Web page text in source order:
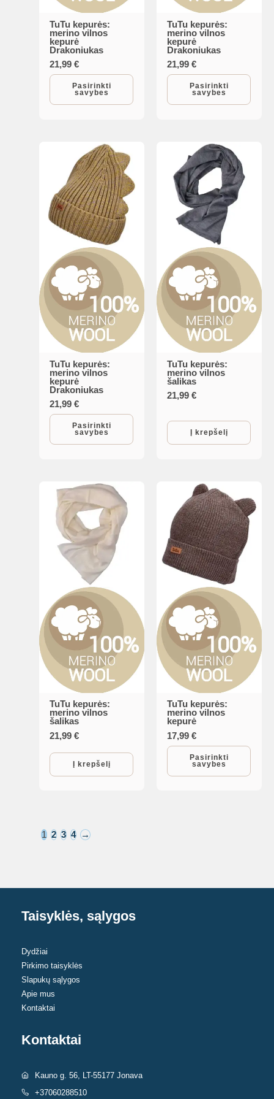
TuTu kepurės:
merino vilnos
kepurė
Drakoniukas
21,99€
Pasirinkti
savybes
This
product
has
multiple
variants.
chosen
on
the
product
TuTu kepurės:
merino vilnos
kepurė
Drakoniukas
21,99€
Pasirinkti
savybes
This
product
has
multiple
variants.
chosen
on
product
TuTu kepurės:
merino vilnos
kepurė
Drakoniukas
21,99€
Pasirinkti
savybes
This
product
has
multiple
variants.
be
chosen
on
the
product
TuTu kepurės:
merino vilnos
šalikas
21,99€
Į krepšelį
TuTu kepurės:
merino vilnos
šalikas
21,99€
Į krepšelį
TuTu kepurės:
merino vilnos
kepurė
17,99€
Pasirinkti
savybes
This
product
has
multiple
variants.
the
1 2 3 4 →
Taisyklės, sąlygos
Dydžiai
Pirkimo taisyklės
Slapukų sąlygos
Apie mus
Kontaktai
Kontaktai
Kauno g. 56, LT-55177 Jonava
+37060288510